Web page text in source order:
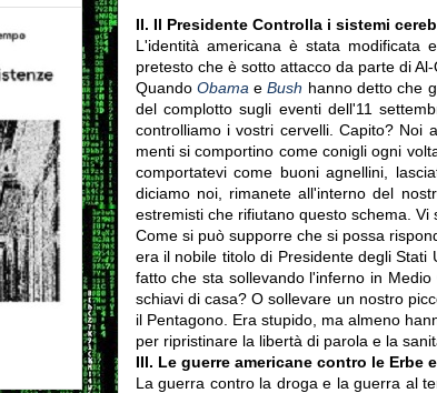
II. Il Presidente Controlla i sistemi
L'identità americana è stata modificata
pretesto che è sotto attacco da parte di
Quando Obama eBush hanno detto che
del complotto sugli eventi dell'11
controlliamo i vostri cervelli. Capito? Noi
menti si comportino come conigli ogni
comportatevi come buoni agnellini,
diciamo noi, rimanete all'interno del
estremisti che rifiutano questo schema.
Come si può supporre che si possa
era il nobile titolo di Presidente degli
fatto che sta sollevando l'inferno in
schiavi di casa? O sollevare un nostro
il Pentagono. Era stupido, ma almeno
per ripristinare la libertà di parola e la
III. Le guerre americane contro le Erbe
La guerra contro la droga e la guerra al